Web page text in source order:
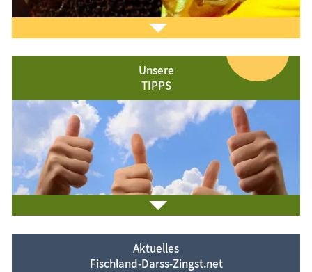
Laden Sie sich ein Stück Urlaub mit demFischland-
Darß-Zingst-Kalenderauf den Bildschirm.
Das ist Kult.
Unsere
TIPPS
Aktuelles
Fischland-Darss-Zingst.net